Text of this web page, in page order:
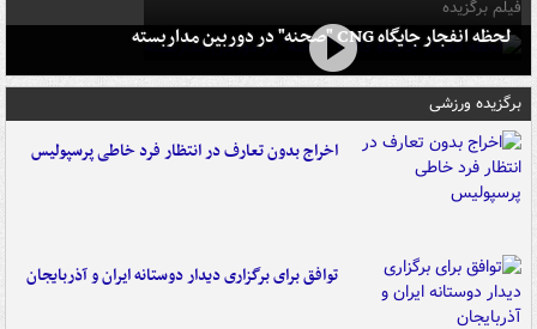
فیلم برگزیده
لحظه انفجار جایگاه CNG "صحنه" در دوربین مداربسته
برگزیده ورزشی
اخراج بدون تعارف در انتظار فرد خاطی پرسپولیس
توافق برای برگزاری دیدار دوستانه ایران و آذربایجان